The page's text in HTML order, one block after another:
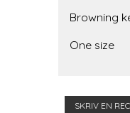
Browning
One size
SKRIV EN